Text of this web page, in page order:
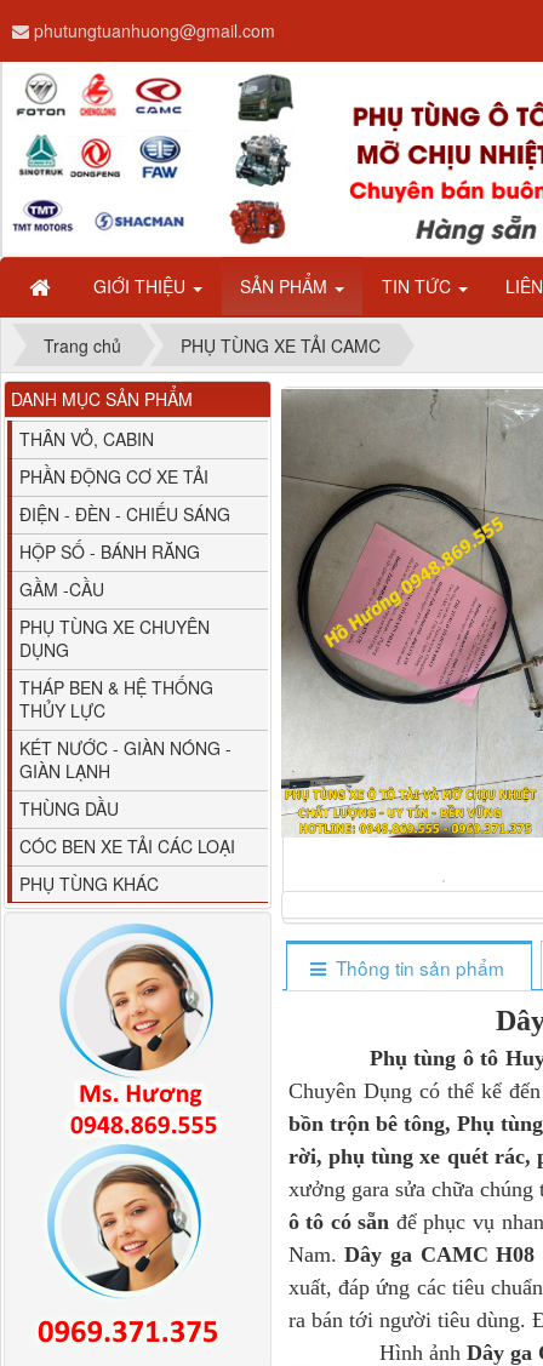
GIỚI THIỆU SẢN PHẨM TIN TỨC
phutungtuanhuong@gmail.com
Trang chủ PHỤ TÙNG XE TẢI CAMC
Thông tin sản phẩm
Phụ tùng ô tô
Chuyên Dụng có thể kể
bồn trộn bê tông, Phụ
rời, phụ tùng xe quét rác,
xưởng gara sửa chữa
ô tô có sẵn để phục vụ
Nam.Dây ga CAMC
xuất, đáp ứng các tiêu
ra bán tới người tiêu dùng.
Hình ảnh Dây ga
DANH MỤC SẢN PHẨM
THÂN VỎ, CABIN
PHẦN ĐỘNG CƠ XE TẢI
ĐIỆN - ĐÈN - CHIẾU SÁNG
HỘP SỐ - BÁNH RĂNG
GẦM -CẦU
PHỤ TÙNG XE CHUYÊN
DỤNG
THÁP BEN & HỆ THỐNG
THỦY LỰC
KÉT NƯỚC - GIÀN NÓNG -
GIÀN LẠNH
THÙNG DẦU
CÓC BEN XE TẢI CÁC LOẠI
PHỤ TÙNG KHÁC
Dây ga CAMC H08 dài
2.68m
Bình nước phụ
Chenglong hải âu...
80YHCB-60 Bơm xăng
dầu 60m3/h...
M4610162101A0 Tapbi
cửa Thaco...